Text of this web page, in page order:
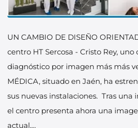
UN CAMBIO DE DISEÑO
centro HT Sercosa - Cristo Rey, uno
diagnóstico por imagen más más
MÉDICA, situado en Jaén, ha
sus nuevas instalaciones. Tras
el centro presenta ahora una
actual,...